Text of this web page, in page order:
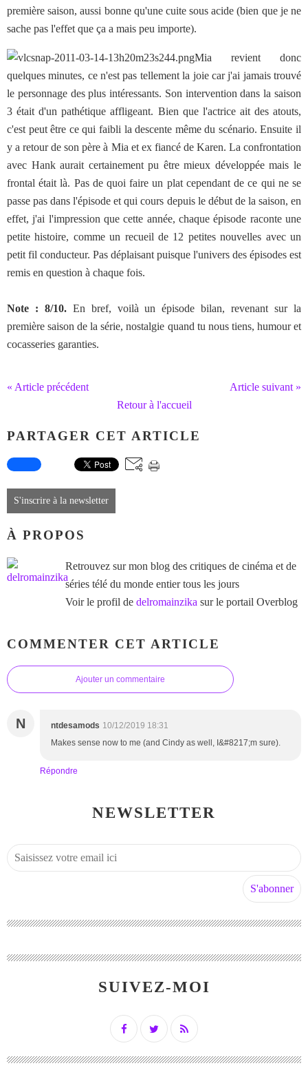
première saison, aussi bonne qu'une cuite sous acide (bien que je ne
sache pas l'effet que ça a mais peu importe).
Mia revient donc
quelques minutes, ce n'est pas tellement la joie car j'ai jamais trouvé
le personnage des plus intéressants. Son intervention dans la saison
3 était d'un pathétique affligeant. Bien que l'actrice ait des atouts,
c'est peut être ce qui faibli la descente même du scénario. Ensuite il
y a retour de son père à Mia et ex fiancé de Karen. La confrontation
avec Hank aurait certainement pu être mieux développée mais le
frontal était là. Pas de quoi faire un plat cependant de ce qui ne se
passe pas dans l'épisode et qui cours depuis le début de la saison, en
effet, j'ai l'impression que cette année, chaque épisode raconte une
petite histoire, comme un recueil de 12 petites nouvelles avec un
petit fil conducteur. Pas déplaisant puisque l'univers des épisodes est
remis en question à chaque fois.
Note : 8/10.En bref, voilà un épisode bilan, revenant sur la
première saison de la série, nostalgie quand tu nous tiens, humour et
cocasseries garanties.
« Article précédent
Article suivant »
Retour à l'accueil
PARTAGER CET ARTICLE
S'inscrire à la newsletter
À PROPOS
Retrouvez sur mon blog des critiques de cinéma et de
séries télé du monde entier tous les jours
Voir le profil de delromainzika sur le portail Overblog
COMMENTER CET ARTICLE
Ajouter un commentaire
N ntdesamods 10/12/2019 18:31
Makes sense now to me (and Cindy as well, I&#8217;m sure).
Répondre
NEWSLETTER
SUIVEZ-MOI